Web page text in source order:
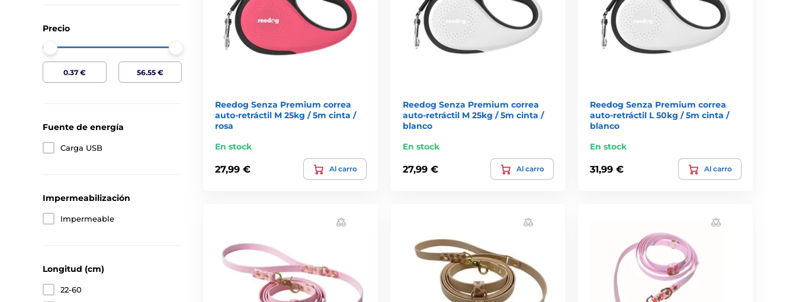
Precio
Fuente de energía
Carga USB
Impermeabilización
Impermeable
Longitud (cm)
22-60
Reedog Senza Premium correa
auto-retráctil M 25kg / 5m cinta /
rosa
En stock
27,99 € Al carro
Reedog Senza Premium correa
auto-retráctil M 25kg / 5m cinta /
blanco
En stock
27,99 € Al carro
Reedog Senza Premium correa
auto-retráctil L 50kg / 5m cinta /
blanco
En stock
31,99 € Al carro